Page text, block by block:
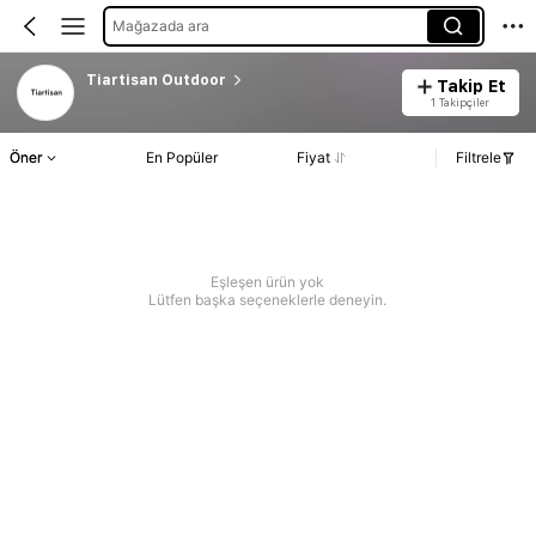
Mağazada ara
Tiartisan Outdoor Takip Et
1 Takipçiler
Öner En Popüler Fiyat Filtrele
Eşleşen ürün yok
Lütfen başka seçeneklerle deneyin.